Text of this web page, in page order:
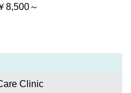
8,500～
Clinic